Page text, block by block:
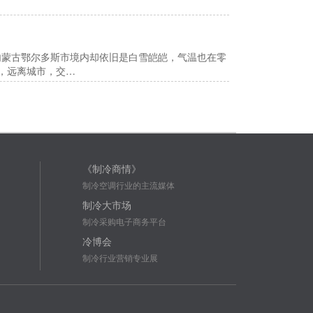
鄂尔多斯市境内却依旧是白雪皑皑，气温也在零
远离城市，交…
《制冷商情》
制冷空调行业的主流媒体
制冷大市场
制冷采购电子商务平台
冷博会
制冷行业营销专业展